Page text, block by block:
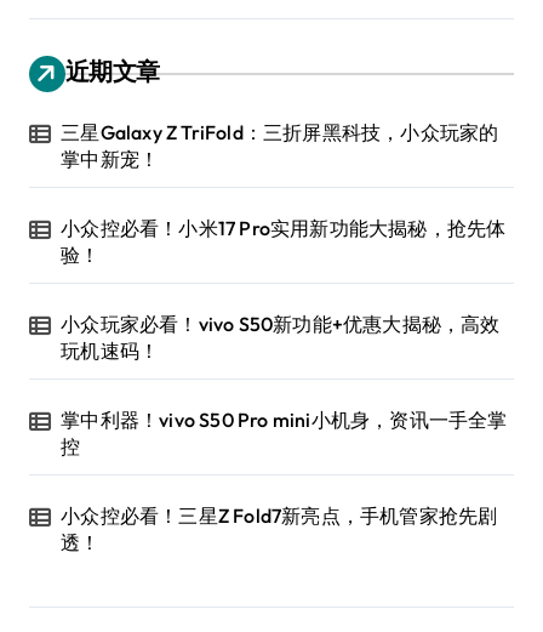
近期文章
三星Galaxy Z TriFold：三折屏黑科技，小众玩家的
掌中新宠！
小众控必看！小米17 Pro实用新功能大揭秘，抢先体
验！
小众玩家必看！vivo S50新功能+优惠大揭秘，高效
玩机速码！
掌中利器！vivo S50 Pro mini小机身，资讯一手全掌
控
小众控必看！三星Z Fold7新亮点，手机管家抢先剧
透！